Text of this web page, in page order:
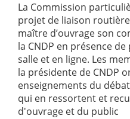
La Commission
projet de liaison
maître d’ouvrage son
la CNDP en présence
salle et en ligne. Les
la présidente de CNDP
enseignements du
qui en ressortent et
d'ouvrage et du public